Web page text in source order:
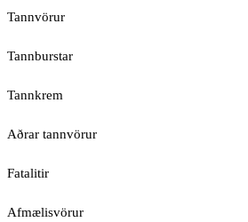
Tannvörur
Tannburstar
Tannkrem
Aðrar tannvörur
Fatalitir
Afmælisvörur